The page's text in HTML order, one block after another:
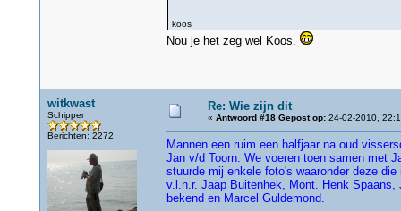
koos
Nou je het zeg wel Koos.
witkwast
Schipper
Berichten: 2272
Re: Wie zijn dit
« Antwoord #18 Gepost op:24-02-2010,
Mannen een ruim een halfjaar na oud
Jan v/d Toorn. We voeren toen samen met
stuurde mij enkele foto's waaronder deze
v.l.n.r. Jaap Buitenhek, Mont. Henk
bekend en Marcel Guldemond.